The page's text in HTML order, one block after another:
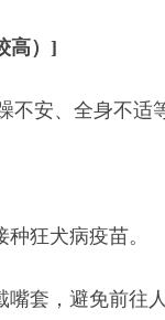
高）]
不安、全身不适
狂犬病疫苗。
套，避免前往